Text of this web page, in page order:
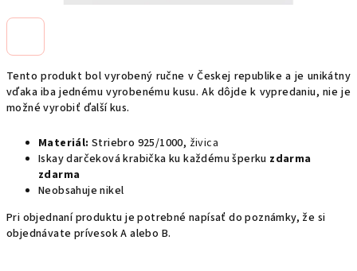
Tento produkt bol vyrobený ručne v Českej republike a je unikátny
vďaka iba jednému vyrobenému kusu. Ak dôjde k vypredaniu, nie je
možné vyrobiť ďalší kus.
Materiál: Striebro 925/1000, živica
Iskay darčeková krabička ku každému šperku zdarma
zdarma
Neobsahuje nikel
Pri objednaní produktu je potrebné napísať do poznámky, že si
objednávate prívesok A alebo B.